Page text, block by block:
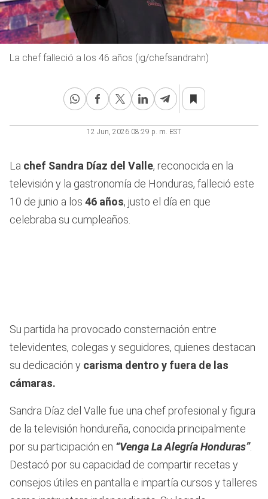
La chef falleció a los 46 años (ig/chefsandrahn)
12 Jun, 2026 08:29 p. m. EST
La chef Sandra Díaz del Valle, reconocida en la
televisión y la gastronomía de Honduras, falleció este
10 de junio a los 46 años, justo el día en que
celebraba su cumpleaños.
Su partida ha provocado consternación entre
televidentes, colegas y seguidores, quienes destacan
su dedicación y carisma dentro y fuera de las
cámaras.
Sandra Díaz del Valle fue una chef profesional y figura
de la televisión hondureña, conocida principalmente
por su participación en “Venga La Alegría Honduras”.
Destacó por su capacidad de compartir recetas y
consejos útiles en pantalla e impartía cursos y talleres